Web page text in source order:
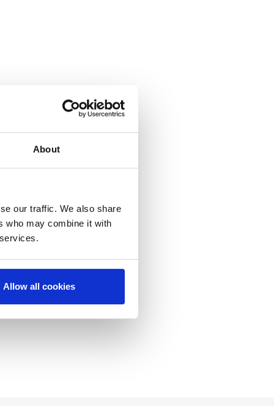
About
our traffic. We also share
who may combine it with
Allow all cookies